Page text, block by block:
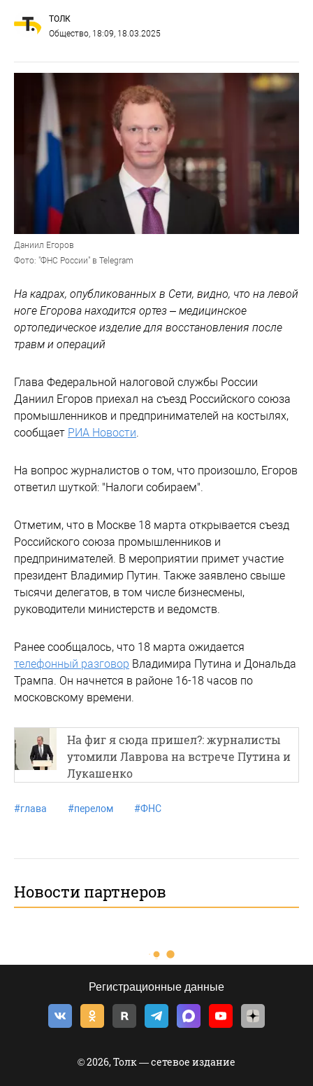
ТОЛК
Общество, 18:09, 18.03.2025
Даниил Егоров
Фото: "ФНС России" в Telegram
На кадрах, опубликованных в Сети, видно, что на левой
ноге Егорова находится ортез – медицинское
ортопедическое изделие для восстановления после
травм и операций
Глава Федеральной налоговой службы России
Даниил Егоров приехал на съезд Российского союза
промышленников и предпринимателей на костылях,
сообщает РИА Новости
На вопрос журналистов о том, что произошло, Егоров
ответил шуткой: "Налоги собираем".
Отметим, что в Москве 18 марта открывается съезд
Российского союза промышленников и
предпринимателей. В мероприятии примет участие
президент Владимир Путин. Также заявлено свыше
тысячи делегатов, в том числе бизнесмены,
руководители министерств и ведомств.
Ранее сообщалось, что 18 марта ожидается
телефонный разговор Владимира Путина и Дональда
Трампа. Он начнется в районе 16-18 часов по
московскому времени.
На фиг я сюда пришел?: журналисты
утомили Лаврова на встрече Путина и
Лукашенко
#глава #перелом #ФНС
Новости партнеров
Регистрационные данные
© 2026, Толк — сетевое издание